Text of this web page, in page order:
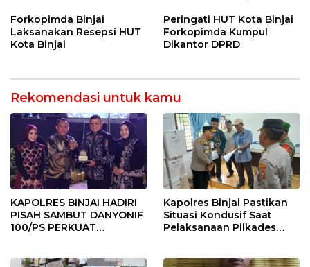
Forkopimda Binjai
Laksanakan Resepsi HUT
Kota Binjai
Peringati HUT Kota Binjai
Forkopimda Kumpul
Dikantor DPRD
Rekomendasi untuk kamu
KAPOLRES BINJAI HADIRI
PISAH SAMBUT DANYONIF
100/PS PERKUAT
Kapolres Binjai Pastikan
Situasi Kondusif Saat
Pelaksanaan Pilkades